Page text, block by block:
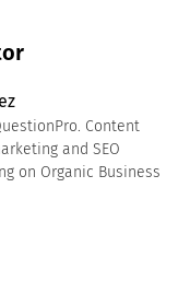
Content
and SEO
on Organic Business